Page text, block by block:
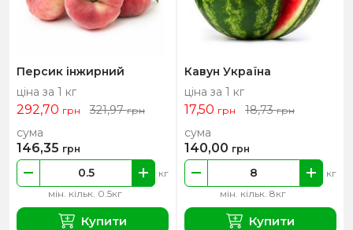
Персик інжирний
ціна за 1 кг
292,70 грн 321,97грн
мін. кільк. 0.5кг
кг
сума
146,35 грн
Купити
Кавун Україна
ціна за 1 кг
17,50 грн 18,73грн
мін. кільк. 8кг
кг
сума
140,00 грн
Купити